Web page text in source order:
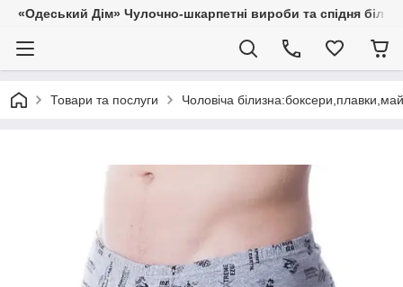
«Одеський Дім» Чулочно-шкарпетні вироби та спідня
Товари та послуги Чоловіча